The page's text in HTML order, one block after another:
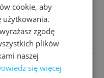
ENGLISH
cookie, aby
użytkowania.
zgodę
plików
naszej
się więcej